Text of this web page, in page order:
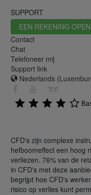
SUPPORT
EEN REKENING
Contact
Chat
Telefoneer mij
Support link
Nederlands
CFD's zijn complexe
hefboomeffect een hoog
verliezen. 76% van de
in CFD's met deze
begrijpt hoe CFD's
risico op verlies kunt